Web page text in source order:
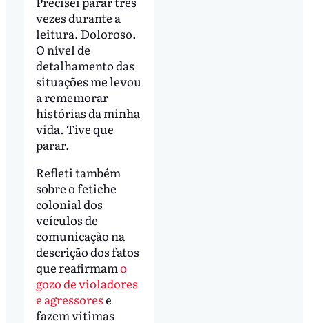
vezes durante a
leitura. Doloroso.
O nível de
detalhamento das
situações me levou
a rememorar
histórias da minha
vida. Tive que
parar.
Refleti também
sobre o fetiche
colonial dos
veículos de
comunicação na
descrição dos fatos
que reafirmamo
gozo de violadores
e agressorese
fazem vítimas